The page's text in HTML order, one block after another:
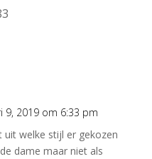
9, 2019 om 6:33 pm
welke stijl er gekozen
dame maar niet als